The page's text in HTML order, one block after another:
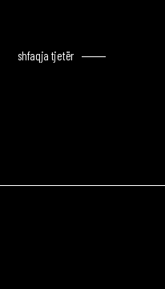
shfaqja tjetër